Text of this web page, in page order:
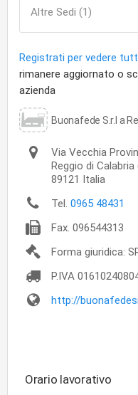
Altre Sedi (1)
Registrati per vedere
rimanere aggiornato o
azienda
Buonafede S.r.l a
Via Vecchia
Reggio di Calabria
89121 Italia
Tel. 0965 48431
Fax. 096544313
Forma giuridica:
P.IVA
http://
Orario lavorativo